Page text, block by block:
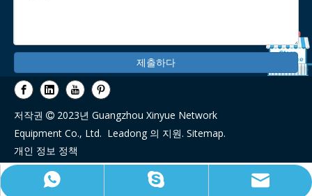
제출하다
WhatsApp:+1(425)5422160
스카이프:18026396992
이메일:sales@link-com.com
저작권  2023년 Guangzhou Xinyue Network
Equipment Co., Ltd. Leadong의 지원. Sitemap.
개인 정보 정책